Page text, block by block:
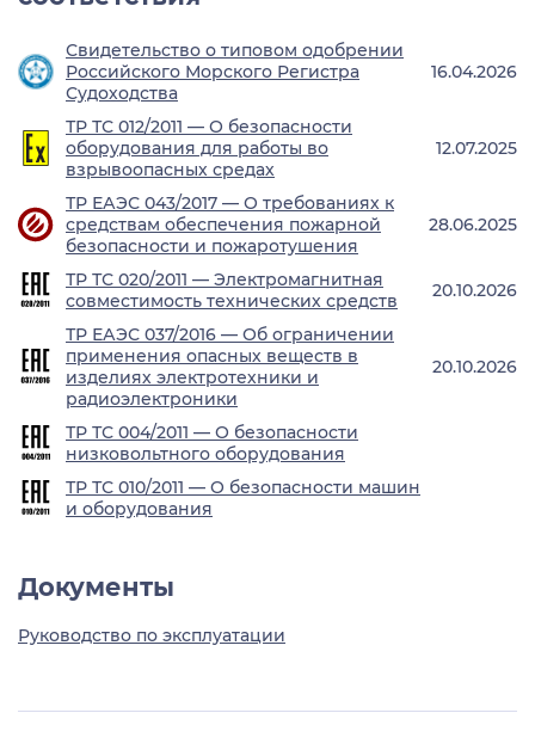
Свидетельство о типовом одобрении
Российского Морского Регистра
Судоходства
16.04.2026
ТР ТС 012/2011 — О безопасности
оборудования для работы во
взрывоопасных средах
12.07.2025
ТР ЕАЭС 043/2017 — О требованиях к
средствам обеспечения пожарной
безопасности и пожаротушения
28.06.2025
ТР ТС 020/2011 — Электромагнитная
совместимость технических средств
20.10.2026
ТР ЕАЭС 037/2016 — Об ограничении
применения опасных веществ в
изделиях электротехники и
радиоэлектроники
20.10.2026
ТР ТС 004/2011 — О безопасности
низковольтного оборудования
ТР ТС 010/2011 — О безопасности машин
и оборудования
Документы
Руководство по эксплуатации